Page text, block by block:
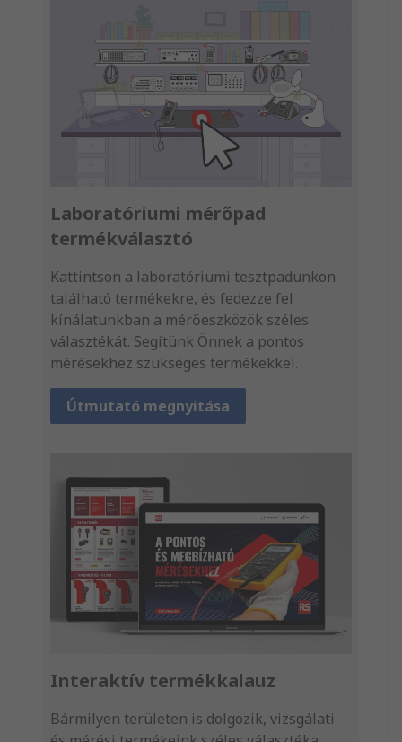
Laboratóriumi mérőpad
termékválasztó
Kattintson a laboratóriumi tesztpadunkon
található termékekre, és fedezze fel
kínálatunkban a mérőeszközök széles
választékát. Segítünk Önnek a pontos
mérésekhez szükséges termékekkel.
Útmutató megnyitása
Interaktív termékkalauz
Bármilyen területen is dolgozik, vizsgálati